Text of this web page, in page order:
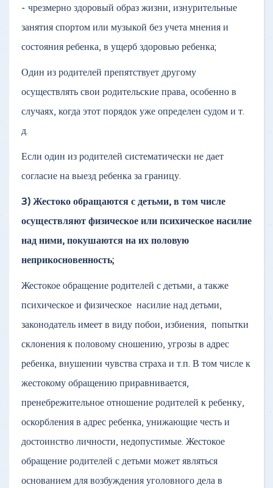
- чрезмерно здоровый образ жизни, изнурительные
занятия спортом или музыкой без учета мнения и
состояния ребенка, в ущерб здоровью ребенка;
Один из родителей препятствует другому
осуществлять свои родительские права, особенно в
случаях, когда этот порядок уже определен судом и т.
д.
Если один из родителей систематически не дает
согласие на выезд ребенка за границу.
3) Жестоко обращаются с детьми, в том числе
осуществляют физическое или психическое насилие
над ними, покушаются на их половую
неприкосновенность;
Жестокое обращение родителей с детьми, а также
психическое и физическое насилие над детьми,
законодатель имеет в виду побои, избиения, попытки
склонения к половому сношению, угрозы в адрес
ребенка, внушении чувства страха и т.п. В том числе к
жестокому обращению приравнивается,
пренебрежительное отношение родителей к ребенку,
оскорбления в адрес ребенка, унижающие честь и
достоинство личности, недопустимые. Жестокое
обращение родителей с детьми может являться
основанием для возбуждения уголовного дела в